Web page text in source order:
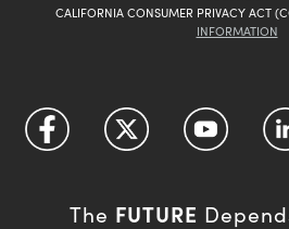
CALIFORNIA CONSUMER PRIVACY ACT
INFORMATION
The FUTURE